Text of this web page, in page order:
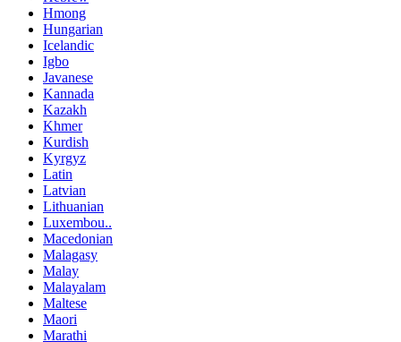
Hmong
Hungarian
Icelandic
Igbo
Javanese
Kannada
Kazakh
Khmer
Kurdish
Kyrgyz
Latin
Latvian
Lithuanian
Luxembou..
Macedonian
Malagasy
Malay
Malayalam
Maltese
Maori
Marathi